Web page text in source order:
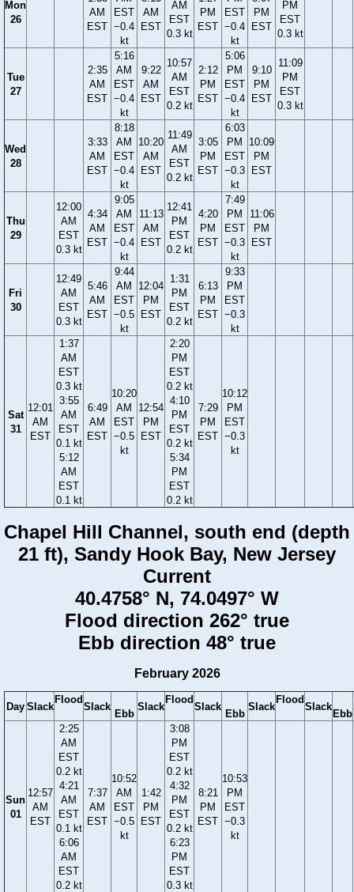
Mon
26
AM
EST
EST
−0.4
kt
AM
EST
AM
EST
0.3 kt
PM
EST
EST
−0.4
kt
PM
EST
PM
EST
0.3 kt
Tue
27
2:35
AM
EST
5:16
AM
EST
−0.4
kt
9:22
AM
EST
10:57
AM
EST
0.2 kt
2:12
PM
EST
5:06
PM
EST
−0.4
kt
9:10
PM
EST
11:09
PM
EST
0.3 kt
Wed
28
3:33
AM
EST
8:18
AM
EST
−0.4
kt
10:20
AM
EST
11:49
AM
EST
0.2 kt
3:05
PM
EST
6:03
PM
EST
−0.3
kt
10:09
PM
EST
Thu
29
12:00
AM
EST
0.3 kt
4:34
AM
EST
9:05
AM
EST
−0.4
kt
11:13
AM
EST
12:41
PM
EST
0.2 kt
4:20
PM
EST
7:49
PM
EST
−0.3
kt
11:06
PM
EST
Fri
30
12:49
AM
EST
0.3 kt
5:46
AM
EST
9:44
AM
EST
−0.5
kt
12:04
PM
EST
1:31
PM
EST
0.2 kt
6:13
PM
EST
9:33
PM
EST
−0.3
kt
Sat
31
12:01
AM
EST
1:37
AM
EST
0.3 kt
3:55
AM
EST
0.1 kt
5:12
AM
EST
0.1 kt
6:49
AM
EST
10:20
AM
EST
−0.5
kt
12:54
PM
EST
2:20
PM
EST
0.2 kt
4:10
PM
EST
0.2 kt
5:34
PM
EST
0.2 kt
7:29
PM
EST
10:12
PM
EST
−0.3
kt
Chapel Hill Channel, south end (depth
21 ft), Sandy Hook Bay, New Jersey
Current
40.4758° N, 74.0497° W
Flood direction 262° true
Ebb direction 48° true
February 2026
Day Slack
Flood
Slack
Ebb
Slack
Flood
Slack
Ebb
Slack
Flood
Slack
Ebb
Sun
01
12:57
AM
EST
2:25
AM
EST
0.2 kt
4:21
AM
EST
0.1 kt
6:06
AM
EST
0.2 kt
7:37
AM
EST
10:52
AM
EST
−0.5
kt
1:42
PM
EST
3:08
PM
EST
0.2 kt
4:32
PM
EST
0.2 kt
6:23
PM
EST
0.3 kt
8:21
PM
EST
10:53
PM
EST
−0.3
kt